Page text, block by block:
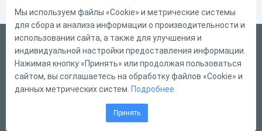
Русский
Справка
Форма обратной связи
Мы используем файлы «Cookie» и метрические системы
для сбора и анализа информации о производительности и
использовании сайта, а также для улучшения и
индивидуальной настройки предоставления информации.
Нажимая кнопку «Принять» или продолжая пользоваться
сайтом, вы соглашаетесь на обработку файлов «Cookie» и
данных метрических систем. Подробнее
Принять